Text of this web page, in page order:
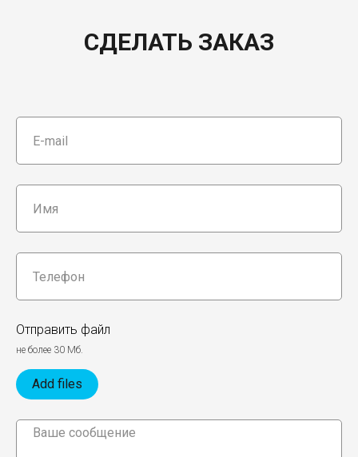
СДЕЛАТЬ ЗАКАЗ
Отправить файл
не более 30 Мб.
Add files